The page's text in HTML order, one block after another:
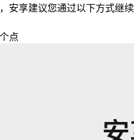
安享建议您通过以下方式继
点